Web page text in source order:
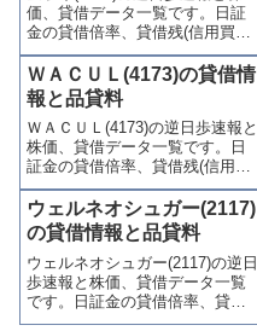
います。
価、貸借データ一覧です。日証
金の貸借倍率、貸借残(信用買
残、信用売残)、品貸料(逆日
歩)、東証の週末残高、規制(注意
喚起・申込停止)など、空売り関
連情報を集計し、図解でわかり
やすくまとめて掲載していま
す。
ＷＡＣＵＬ(4173)の貸借情
報と品貸料
ＷＡＣＵＬ(4173)の逆日歩速報と
株価、貸借データ一覧です。日
証金の貸借倍率、貸借残(信用買
残、信用売残)、品貸料(逆日
歩)、東証の週末残高、規制(注意
喚起・申込停止)など、空売り関
連情報を集計し、図解でわかり
やすくまとめて掲載していま
す。
ウェルネオシュガー(2117)
の貸借情報と品貸料
ウェルネオシュガー(2117)の逆日
歩速報と株価、貸借データ一覧
です。日証金の貸借倍率、貸借
残(信用買残、信用売残)、品貸料